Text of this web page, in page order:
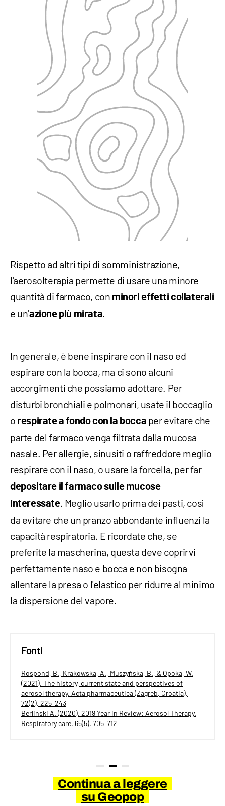
Rispetto ad altri tipi di somministrazione,
l’aerosolterapia permette di usare una minore
quantità di farmaco, con minori effetti collaterali
e un’azione più mirata.
In generale, è bene inspirare con il naso ed
espirare con la bocca, ma ci sono alcuni
accorgimenti che possiamo adottare. Per
disturbi bronchiali e polmonari, usate il boccaglio
o respirate a fondo con la bocca per evitare che
parte del farmaco venga filtrata dalla mucosa
nasale. Per allergie, sinusiti o raffreddore meglio
respirare con il naso, o usare la forcella, per far
depositare il farmaco sulle mucose
interessate. Meglio usarlo prima dei pasti, così
da evitare che un pranzo abbondante influenzi la
capacità respiratoria. E ricordate che, se
preferite la mascherina, questa deve coprirvi
perfettamente naso e bocca e non bisogna
allentare la presa o l'elastico per ridurre al minimo
la dispersione del vapore.
Fonti
Rospond, B., Krakowska, A., Muszyńska, B., & Opoka, W.
(2021). The history, current state and perspectives of
aerosol therapy. Acta pharmaceutica (Zagreb, Croatia),
72(2), 225–243
Berlinski A. (2020). 2019 Year in Review: Aerosol Therapy.
Respiratory care, 65(5), 705–712
Continua a leggere
su Geopop